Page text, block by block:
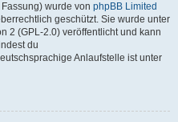
wurde von phpBB Limited
geschützt. Sie wurde unter
2 (GPL-2.0) veröffentlicht und kann
du
Anlaufstelle ist unter